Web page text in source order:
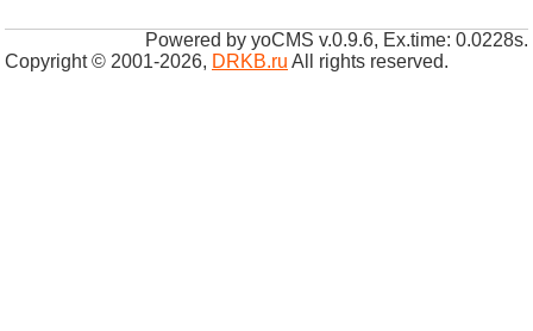
Powered by yoCMS v.0.9.6, Ex.time: 0.0228s.
Copyright © 2001-2026, DRKB.ru All rights reserved.